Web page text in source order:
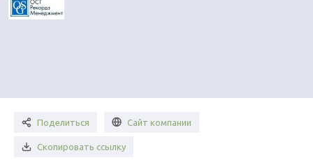
Поделиться Сайт компании
Скопировать ссылку